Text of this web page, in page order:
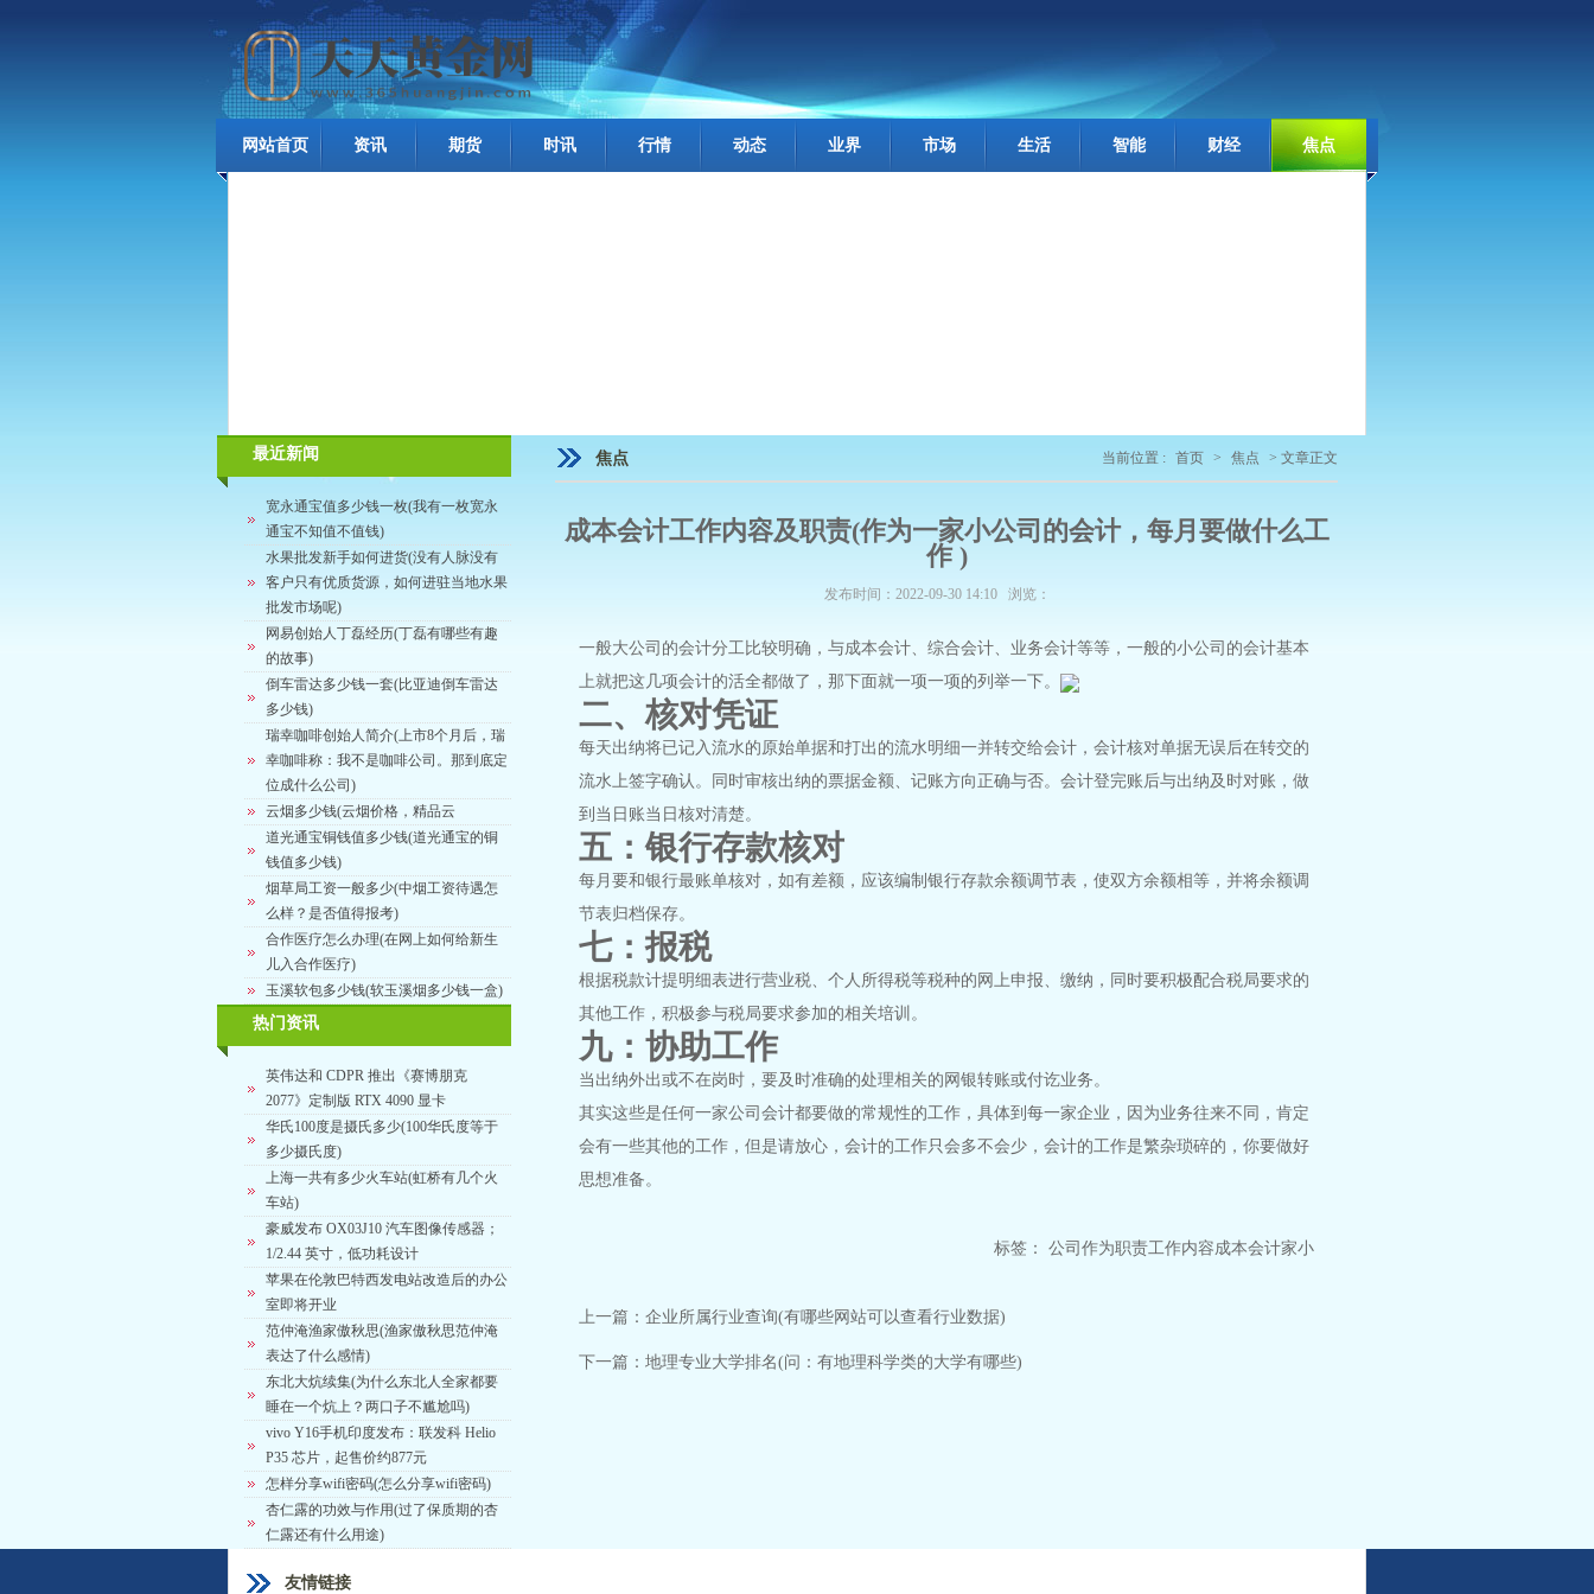
网站首页 资讯 期货 时讯 行情 动态 业界 市场 生活 智能 财经 焦点
最近新闻
宽永通宝值多少钱一枚(我有一枚宽永
通宝不知值不值钱)
水果批发新手如何进货(没有人脉没有
客户只有优质货源，如何进驻当地水果
批发市场呢)
网易创始人丁磊经历(丁磊有哪些有趣
的故事)
倒车雷达多少钱一套(比亚迪倒车雷达
多少钱)
瑞幸咖啡创始人简介(上市8个月后，瑞
幸咖啡称：我不是咖啡公司。那到底定
位成什么公司)
云烟多少钱(云烟价格，精品云
道光通宝铜钱值多少钱(道光通宝的铜
钱值多少钱)
烟草局工资一般多少(中烟工资待遇怎
么样？是否值得报考)
合作医疗怎么办理(在网上如何给新生
儿入合作医疗)
玉溪软包多少钱(软玉溪烟多少钱一盒)
热门资讯
英伟达和 CDPR 推出《赛博朋克
2077》定制版 RTX 4090 显卡
华氏100度是摄氏多少(100华氏度等于
多少摄氏度)
上海一共有多少火车站(虹桥有几个火
车站)
豪威发布 OX03J10 汽车图像传感器；
1/2.44 英寸，低功耗设计
苹果在伦敦巴特西发电站改造后的办公
室即将开业
范仲淹渔家傲秋思(渔家傲秋思范仲淹
表达了什么感情)
东北大炕续集(为什么东北人全家都要
睡在一个炕上？两口子不尴尬吗)
vivo Y16手机印度发布：联发科 Helio
P35 芯片，起售价约877元
怎样分享wifi密码(怎么分享wifi密码)
杏仁露的功效与作用(过了保质期的杏
仁露还有什么用途)
当前位置 : 首页 > 焦点 > 文章正文
焦点
成本会计工作内容及职责(作为一家小公司的会计，每月要做什么工
作 )
发布时间：2022-09-30 14:10 浏览：
一般大公司的会计分工比较明确，与成本会计、综合会计、业务会计等等，一般的小公司的会计基本
上就把这几项会计的活全都做了，那下面就一项一项的列举一下。
二、核对凭证
每天出纳将已记入流水的原始单据和打出的流水明细一并转交给会计，会计核对单据无误后在转交的
流水上签字确认。同时审核出纳的票据金额、记账方向正确与否。会计登完账后与出纳及时对账，做
到当日账当日核对清楚。
五：银行存款核对
每月要和银行最账单核对，如有差额，应该编制银行存款余额调节表，使双方余额相等，并将余额调
节表归档保存。
七：报税
根据税款计提明细表进行营业税、个人所得税等税种的网上申报、缴纳，同时要积极配合税局要求的
其他工作，积极参与税局要求参加的相关培训。
九：协助工作
当出纳外出或不在岗时，要及时准确的处理相关的网银转账或付讫业务。
其实这些是任何一家公司会计都要做的常规性的工作，具体到每一家企业，因为业务往来不同，肯定
会有一些其他的工作，但是请放心，会计的工作只会多不会少，会计的工作是繁杂琐碎的，你要做好
思想准备。
标签： 公司 作为职责工作内容成本会计家小
上一篇： 企业所属行业查询(有哪些网站可以查看行业数据)
下一篇： 地理专业大学排名(问：有地理科学类的大学有哪些)
友情链接